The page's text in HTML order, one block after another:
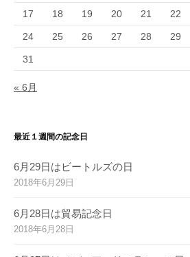
« 6月
17 18 19 20 21 22
24 25 26 27 28 29
31
最近１週間の記念日
6月29日はビートルズの日
2018年6月29日
6月28日は貿易記念日
2018年6月28日